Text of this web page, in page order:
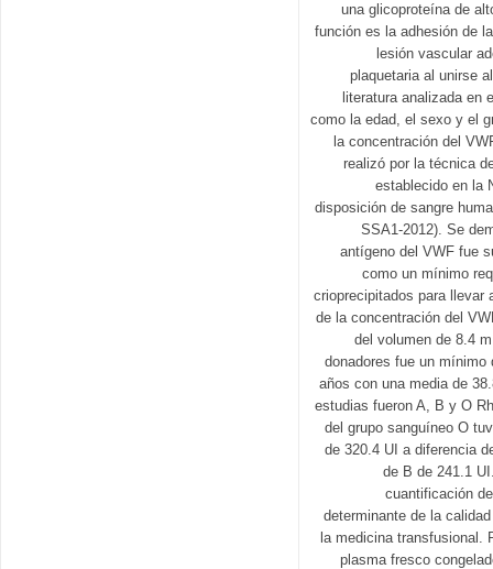
una glicoproteína de
función es la adhesión de
lesión vascular
plaquetaria al unirse
literatura analizada en
como la edad, el sexo y el
la concentración del
realizó por la técnica
establecido en la
disposición de sangre
SSA1-2012). Se
antígeno del VWF fue
como un mínimo
crioprecipitados para llevar
de la concentración del
del volumen de 8.4
donadores fue un
años con una media de
estudias fueron A, B y O
del grupo sanguíneo O
de 320.4 UI a diferencia
de B de 241.1
cuantificación
determinante de la
la medicina transfusional.
plasma fresco